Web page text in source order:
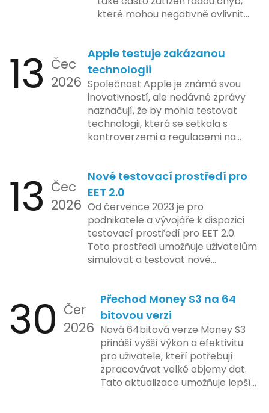
které mohou negativně ovlivnit
by se podnikatelé měli vyvarovat.
13 Čec
2026
Apple testuje zakázanou
technologii
Společnost Apple je známá svou
inovativností, ale nedávné zprávy
naznačují, že by mohla testovat
technologii, která se setkala s
kontroverzemi a regulacemi na
implementace funkce, která by
mohla porušovat určité zákonné
limity na ochranu osobních údajů.
Tato technologie se zaměřuje na
pokročilé sledování uživatelských
aktivit, což vyvolalo obavy ohledně
soukromí a ochrany dat uživatelů.
bezpečnost a ochranu spotřebitelů,
regulační orgány různých zemí jsou
na pozoru a sledují vývoj celého
případu velmi bedlivě. Vedení
společnosti zatím neposkytlo
podrobnější informace o
konkrétních záměrech či časové
ose zavedení této technologie.
13 Čec
2026
Nové testovací prostředí pro
EET 2.0
Od července 2023 je pro
podnikatele a vývojáře k dispozici
testovací prostředí pro EET 2.0.
Toto prostředí umožňuje uživatelům
simulovat a testovat nové
kontrolovaném prostředí. Uživatelé
mají možnost předem se seznámit s
aktualizacemi, a tím lépe připravit
své systémy na oficiální zavedení
nového systému.
30 Čer
2026
Přechod Money S3 na 64
bitovou verzi
Nová 64bitová verze Money S3
přináší vyšší výkon a efektivitu
pro uživatele, kteří potřebují
zpracovávat velké objemy dat.
Tato aktualizace umožňuje lepší